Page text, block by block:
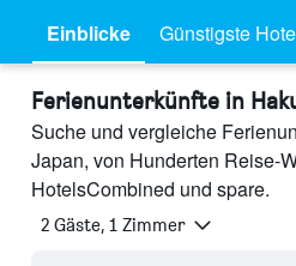
Einblicke Günstigste
Ferienunterkünfte in
Suche und vergleiche
Japan, von Hunderten Reise-
HotelsCombined und spare.
2 Gäste, 1 Zimmer